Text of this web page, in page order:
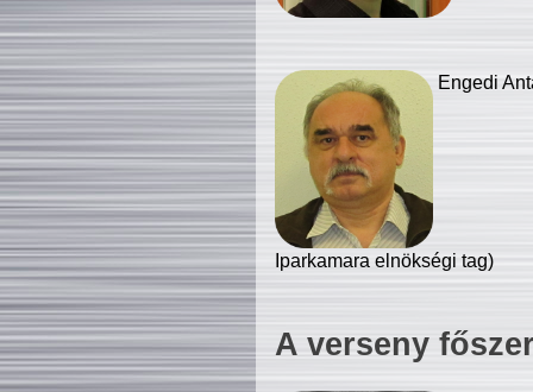
Engedi
Iparkamara elnökségi tag)
A verseny